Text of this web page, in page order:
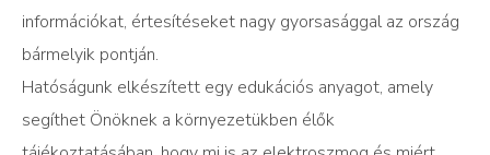
információkat, értesítéseket nagy gyorsasággal az ország
bármelyik pontján.
Hatóságunk elkészített egy edukációs anyagot, amely
segíthet Önöknek a környezetükben élők